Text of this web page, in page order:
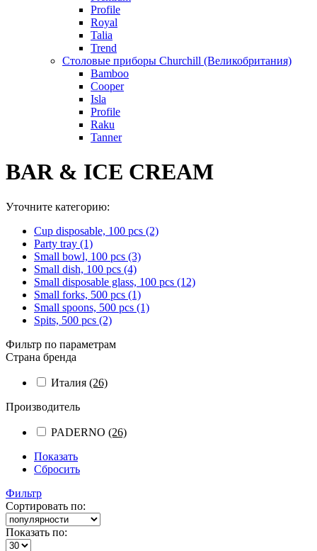
Profile
Royal
Talia
Trend
Столовые приборы Churchill (Великобритания)
Bamboo
Cooper
Isla
Profile
Raku
Tanner
BAR & ICE CREAM
Уточните категорию:
Cup disposable, 100 pcs (2)
Party tray (1)
Small bowl, 100 pcs (3)
Small dish, 100 pcs (4)
Small disposable glass, 100 pcs (12)
Small forks, 500 pcs (1)
Small spoons, 500 pcs (1)
Spits, 500 pcs (2)
Фильтр по параметрам
Страна бренда
Италия (26)
Производитель
PADERNO (26)
Показать
Сбросить
Фильтр
Сортировать по:
Показать по: